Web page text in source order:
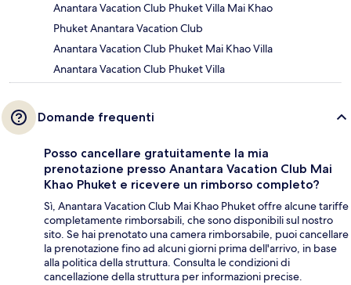
Anantara Vacation Club Phuket Villa Mai Khao
Phuket Anantara Vacation Club
Anantara Vacation Club Phuket Mai Khao Villa
Anantara Vacation Club Phuket Villa
Domande frequenti
Posso cancellare gratuitamente la mia
prenotazione presso Anantara Vacation Club Mai
Khao Phuket e ricevere un rimborso completo?
Sì, Anantara Vacation Club Mai Khao Phuket offre alcune tariffe
completamente rimborsabili, che sono disponibili sul nostro
sito. Se hai prenotato una camera rimborsabile, puoi cancellare
la prenotazione fino ad alcuni giorni prima dell'arrivo, in base
alla politica della struttura. Consulta le condizioni di
cancellazione della struttura per informazioni precise.